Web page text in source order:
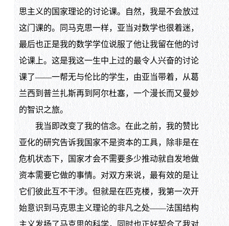
思主义的国家理论的讨论课。自然，我是不会放过
这门课的。同马克思一样，亚当对数学也很着迷，
最后也正是我的数学学位说服了他让我留在他的讨
论课上。这是我这一生中上过的最令人兴奋的讨论
课了——一帮无与伦比的学生，由亚当带着，从葛
兰西到普兰扎斯再到阿尔杜塞，一个漫长而又曼妙
的智识之旅。
我当即改变了我的信念。在此之前，我的赞比
亚化的研究告诉我国家不是资本的工具，除非是在
危机状态下，国家才会不需要多少推动就自发地做
资本需要它做的事情。对双方来说，最有效的是让
它们彼此互不干涉。但就是在匹克楼，我第一次开
始意识到马克思主义理论的非凡之处——法国结构
主义发扬了马克思的科学，同时也正好契合了我对